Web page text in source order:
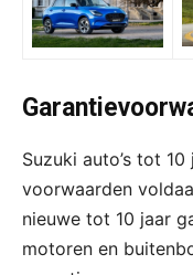
Suzuki auto’s tot
voorwaarden
nieuwe tot 10 jaar
motoren en